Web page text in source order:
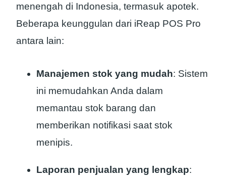
menengah di Indonesia, termasuk apotek.
Beberapa keunggulan dari iReap POS Pro
antara lain:
Manajemen stok yang mudah: Sistem
ini memudahkan Anda dalam
memantau stok barang dan
memberikan notifikasi saat stok
menipis.
Laporan penjualan yang lengkap: